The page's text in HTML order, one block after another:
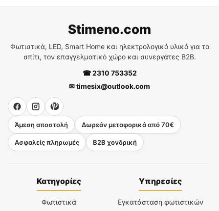
Stimeno.com
Φωτιστικά, LED, Smart Home και ηλεκτρολογικό υλικό για το
σπίτι, τον επαγγελματικό χώρο και συνεργάτες B2B.
☎ 2310 753352
✉ timesix@outlook.com
Άμεση αποστολή Δωρεάν μεταφορικά από 70€
Ασφαλείς πληρωμές B2B χονδρική
Κατηγορίες
Φωτιστικά
Υπηρεσίες
Εγκατάσταση φωτιστικών